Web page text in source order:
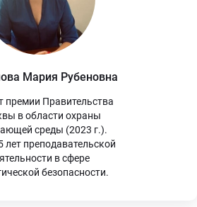
Мария Рубеновна
премии Правительства
в области охраны
среды (2023 г.).
лет преподавательской
в сфере
безопасности.